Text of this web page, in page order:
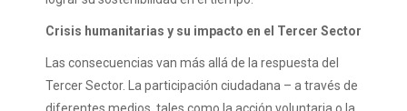
Crisis humanitarias y su impacto en el Tercer Sector
Las consecuencias van más allá de la respuesta del
Tercer Sector. La participación ciudadana – a través de